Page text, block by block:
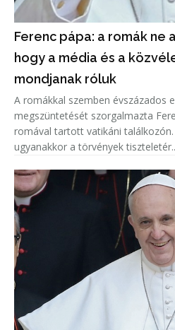
Ferenc pápa: a romák ne
hogy a média és a
mondjanak róluk
A romákkal szemben évszázados
megszüntetését szorgalmazta
romával tartott vatikáni
ugyanakkor a törvények